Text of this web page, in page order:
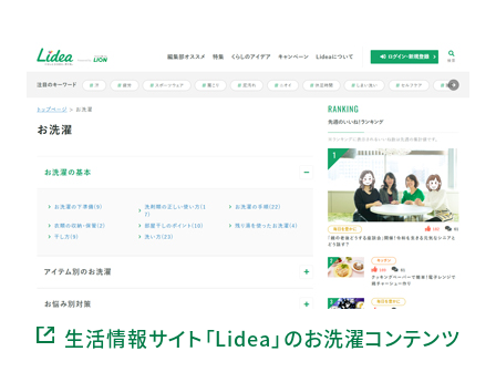
生活情報サイト「Lidea」のお洗濯コンテンツ